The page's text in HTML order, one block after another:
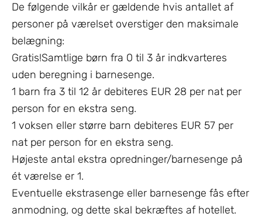
De følgende vilkår er gældende hvis antallet af
personer på værelset overstiger den maksimale
belægning:
Gratis!Samtlige børn fra 0 til 3 år indkvarteres
uden beregning i barnesenge.
1 barn fra 3 til 12 år debiteres EUR 28 per nat per
person for en ekstra seng.
1 voksen eller større barn debiteres EUR 57 per
nat per person for en ekstra seng.
Højeste antal ekstra opredninger/barnesenge på
ét værelse er 1.
Eventuelle ekstrasenge eller barnesenge fås efter
anmodning, og dette skal bekræftes af hotellet.